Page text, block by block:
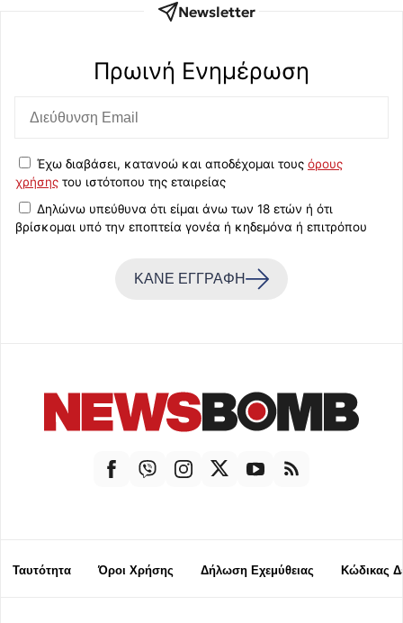
Newsletter
Πρωινή Eνημέρωση
Έχω διαβάσει, κατανοώ και αποδέχομαι τους όρους
χρήσης του ιστότοπου της εταιρείας
Δηλώνω υπεύθυνα ότι είμαι άνω των 18 ετών ή ότι
βρίσκομαι υπό την εποπτεία γονέα ή κηδεμόνα ή επιτρόπου
ΚΑΝΕ ΕΓΓΡΑΦΗ
Ταυτότητα Όροι Χρήσης Δήλωση Εχεμύθειας Κώδικας